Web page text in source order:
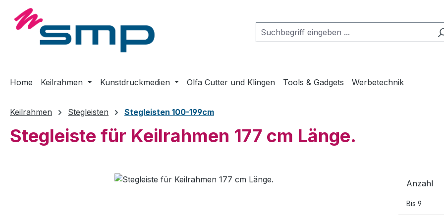
Hauptinhalt springen
Zur Suche springen
Zur Hauptnavigation springen
Home Keilrahmen Kunstdruckmedien Olfa Cutter und Klingen Tools & Gadgets Werbetechnik
Keilrahmen Stegleisten Stegleisten 100-199cm
Stegleiste für Keilrahmen 177 cm Länge.
Anzahl
Bis 9